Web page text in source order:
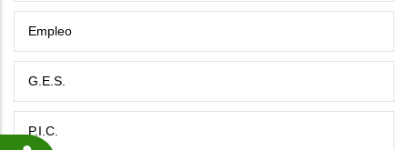
Empleo
G.E.S.
P.I.C.